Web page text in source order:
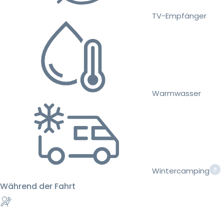
TV-Empfänger
Warmwasser
Wintercamping
Während der Fahrt